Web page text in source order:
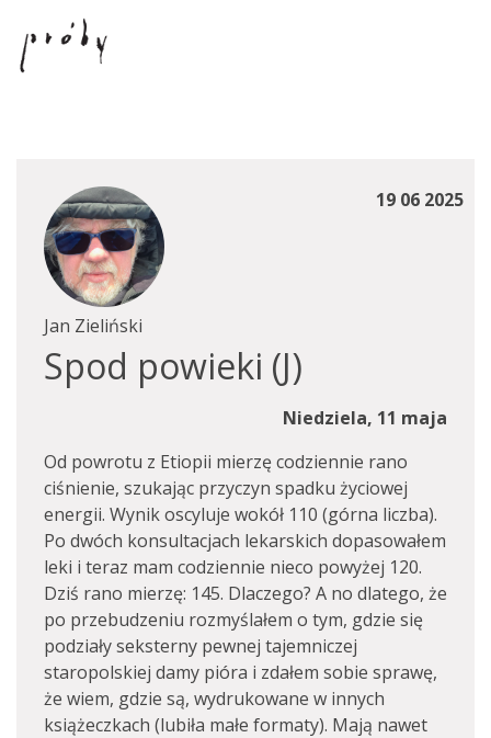
19 06 2025
Jan Zieliński
Spod powieki (J)
Niedziela, 11 maja
Od powrotu z Etiopii mierzę codziennie rano
ciśnienie, szukając przyczyn spadku życiowej
energii. Wynik oscyluje wokół 110 (górna liczba).
Po dwóch konsultacjach lekarskich dopasowałem
leki i teraz mam codziennie nieco powyżej 120.
Dziś rano mierzę: 145. Dlaczego? A no dlatego, że
po przebudzeniu rozmyślałem o tym, gdzie się
podziały seksterny pewnej tajemniczej
staropolskiej damy pióra i zdałem sobie sprawę,
że wiem, gdzie są, wydrukowane w innych
książeczkach (lubiła małe formaty). Mają nawet